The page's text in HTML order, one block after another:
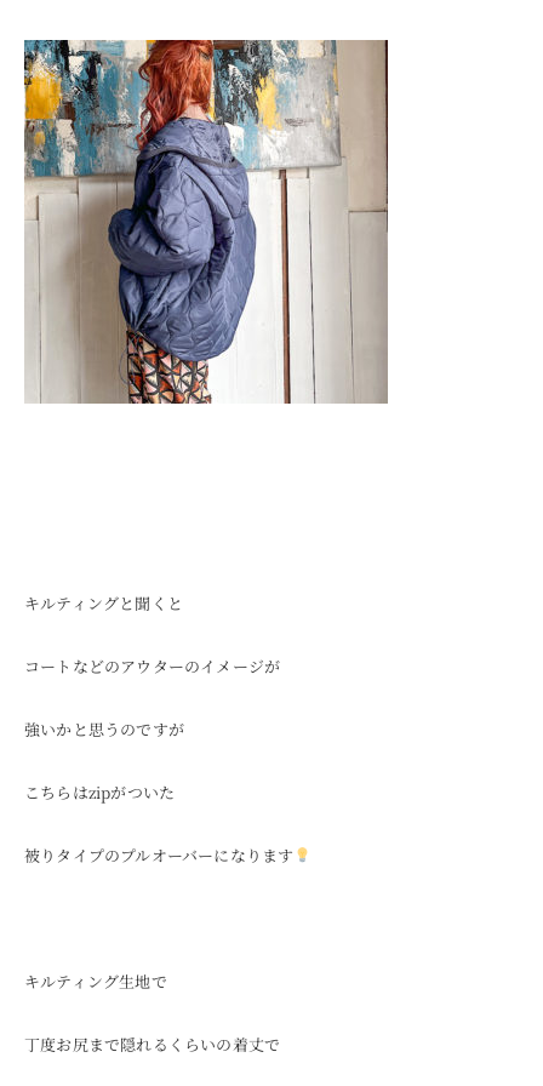
キルティングと聞くと
コートなどのアウターのイメージが
強いかと思うのですが
こちらはzipがついた
被りタイプのプルオーバーになります
キルティング生地で
丁度お尻まで隠れるくらいの着丈で